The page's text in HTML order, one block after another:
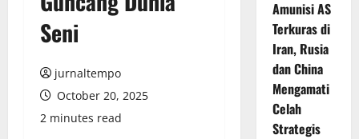
Seni
jurnaltempo
October 20, 2025
2 minutes read
Amunisi AS
Terkuras di
Iran, Rusia
dan China
Mengamati
Celah
Strategis